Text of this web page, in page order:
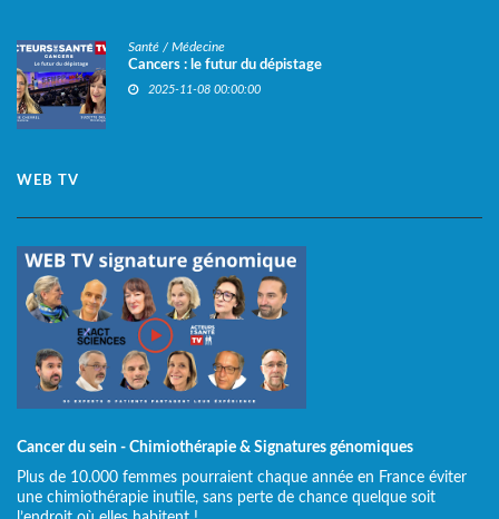
Santé / Médecine
Cancers : le futur du dépistage
2025-11-08 00:00:00
WEB TV
Cancer du sein - Chimiothérapie & Signatures génomiques
Plus de 10.000 femmes pourraient chaque année en France éviter
une chimiothérapie inutile, sans perte de chance quelque soit